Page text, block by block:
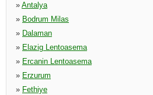
» Antalya
» Bodrum Milas
» Dalaman
» Elazig Lentoasema
» Ercanin Lentoasema
» Erzurum
» Fethiye